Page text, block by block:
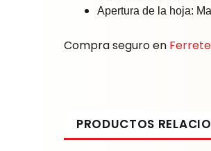
Apertura de la hoja:
Compra seguro en